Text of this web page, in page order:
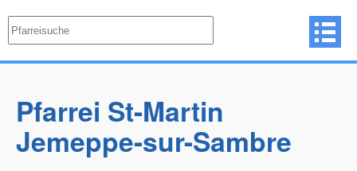
Pfarrei St-Martin
Jemeppe-sur-Sambre